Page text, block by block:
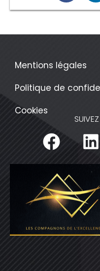
Mentions légales
Politique de
Cookies